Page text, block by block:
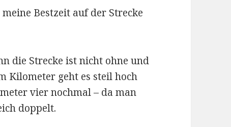
Bestzeit auf der Strecke
die Strecke ist nicht ohne und
Kilometer geht es steil hoch
vier nochmal – da man
doppelt.